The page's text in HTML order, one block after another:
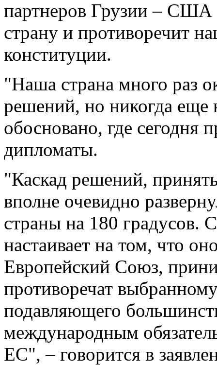
партнеров Грузии – США
страну и противоречит
конституции.
"Наша страна много раз
решений, но никогда еще
обосновано, где сегодня
дипломаты.
"Каскад решений,
вполне очевидно
страны на 180 градусов.
настаивает на том, что
Европейский Союз,
противоречат
подавляющего
международным
ЕС", – говорится в